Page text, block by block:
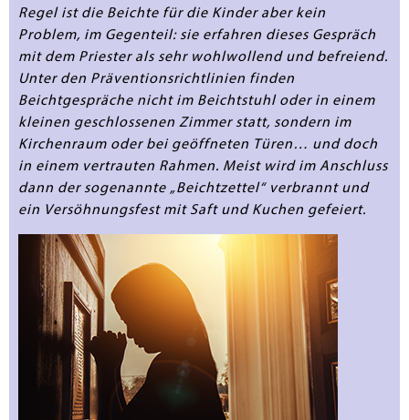
Regel ist die Beichte für die Kinder aber kein
Problem, im Gegenteil: sie erfahren dieses Gespräch
mit dem Priester als sehr wohlwollend und befreiend.
Unter den Präventionsrichtlinien finden
Beichtgespräche nicht im Beichtstuhl oder in einem
kleinen geschlossenen Zimmer statt, sondern im
Kirchenraum oder bei geöffneten Türen… und doch
in einem vertrauten Rahmen. Meist wird im Anschluss
dann der sogenannte „Beichtzettel“ verbrannt und
ein Versöhnungsfest mit Saft und Kuchen gefeiert.